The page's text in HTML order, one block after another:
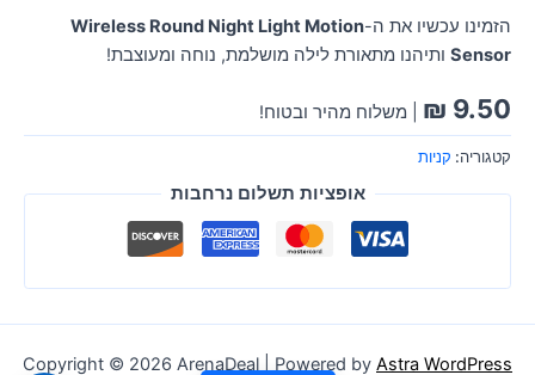
הזמינו עכשיו את ה-Wireless Round Night Light Motion
Sensor ותיהנו מתאורת לילה מושלמת, נוחה ומעוצבת!
₪ 9.50 | משלוח מהיר ובטוח!
קטגוריה: קניות
אופציות תשלום נרחבות
Copyright © 2026 ArenaDeal | Powered by Astra WordPress